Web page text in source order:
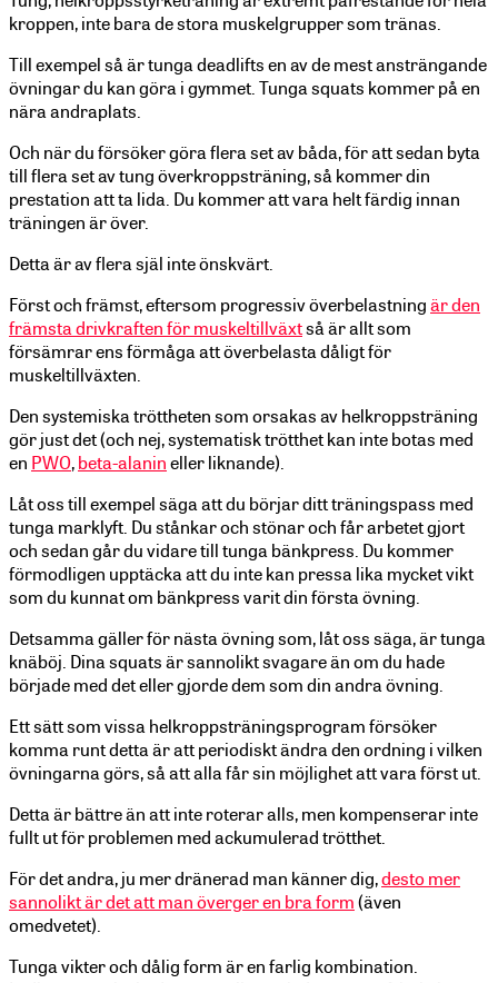
kroppen, inte bara de stora muskelgrupper som tränas.
Till exempel så är tunga deadlifts en av de mest ansträngande
övningar du kan göra i gymmet. Tunga squats kommer på en
nära andraplats.
Och när du försöker göra flera set av båda, för att sedan byta
till flera set av tung överkroppsträning, så kommer din
prestation att ta lida. Du kommer att vara helt färdig innan
träningen är över.
Detta är av flera själ inte önskvärt.
Först och främst, eftersom progressiv överbelastningär den
främsta drivkraften för muskeltillväxtså är allt som
försämrar ens förmåga att överbelasta dåligt för
muskeltillväxten.
Den systemiska tröttheten som orsakas av helkroppsträning
gör just det (och nej, systematisk trötthet kan inte botas med
en PWO,beta-alanineller liknande).
Låt oss till exempel säga att du börjar ditt träningspass med
tunga marklyft. Du stånkar och stönar och får arbetet gjort
och sedan går du vidare till tunga bänkpress. Du kommer
förmodligen upptäcka att du inte kan pressa lika mycket vikt
som du kunnat om bänkpress varit din första övning.
Detsamma gäller för nästa övning som, låt oss säga, är tunga
knäböj. Dina squats är sannolikt svagare än om du hade
började med det eller gjorde dem som din andra övning.
Ett sätt som vissa helkroppsträningsprogram försöker
komma runt detta är att periodiskt ändra den ordning i vilken
övningarna görs, så att alla får sin möjlighet att vara först ut.
Detta är bättre än att inte roterar alls, men kompenserar inte
fullt ut för problemen med ackumulerad trötthet.
För det andra, ju mer dränerad man känner dig,desto mer
sannolikt är det att man överger en bra form(även
omedvetet).
Tunga vikter och dålig form är en farlig kombination.